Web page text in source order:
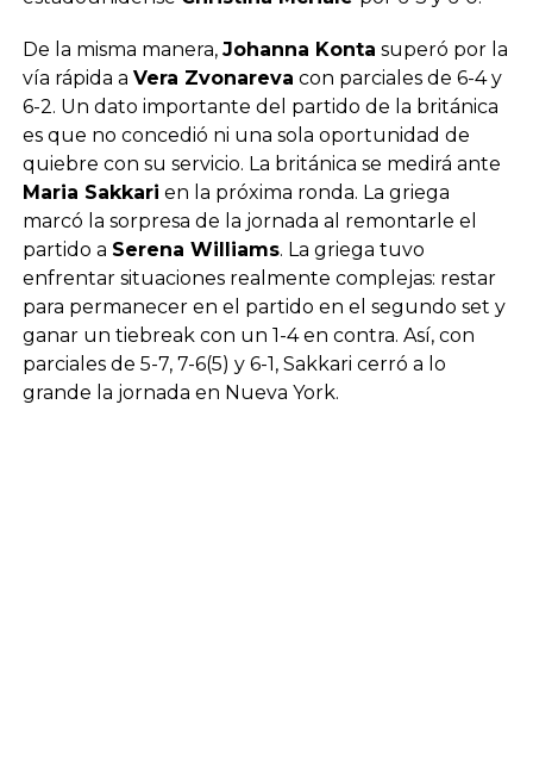
De la misma manera, Johanna Konta superó por la
vía rápida a Vera Zvonareva con parciales de 6-4 y
6-2. Un dato importante del partido de la británica
es que no concedió ni una sola oportunidad de
quiebre con su servicio. La británica se medirá ante
Maria Sakkari en la próxima ronda. La griega
marcó la sorpresa de la jornada al remontarle el
partido a Serena Williams. La griega tuvo
enfrentar situaciones realmente complejas: restar
para permanecer en el partido en el segundo set y
ganar un tiebreak con un 1-4 en contra. Así, con
parciales de 5-7, 7-6(5) y 6-1, Sakkari cerró a lo
grande la jornada en Nueva York.